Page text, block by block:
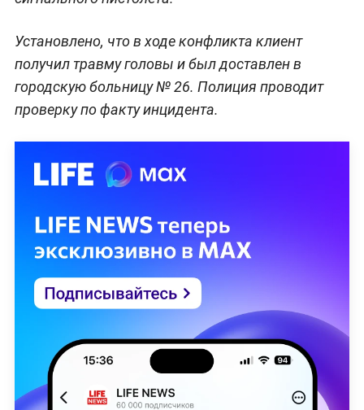
Установлено, что в ходе конфликта клиент
получил травму головы и был доставлен в
городскую больницу № 26. Полиция проводит
проверку по факту инцидента.